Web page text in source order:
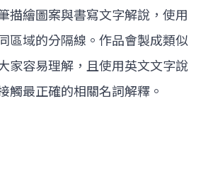
描繪圖案與書寫文字解說，使用
區域的分隔線。作品會製成類似
家容易理解，且使用英文文字說
觸最正確的相關名詞解釋。